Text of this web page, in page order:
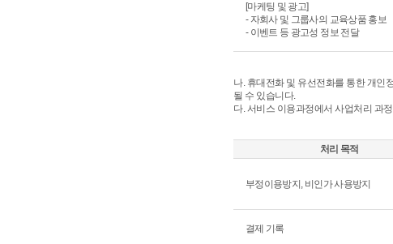
[마케팅 및 광고]
- 자회사 및 그룹사의 교육상품 홍보
- 이벤트 등 광고성 정보 전달
나. 휴대전화 및 유선전화를 통한 개인
될 수 있습니다.
다. 서비스 이용과정에서 사업처리 과
처리 목적
부정이용방지, 비인가 사용방지
결제 기록